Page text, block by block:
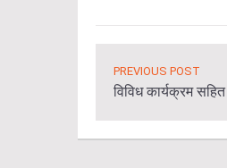
PREVIOUS POST
विविध कार्यक्रम